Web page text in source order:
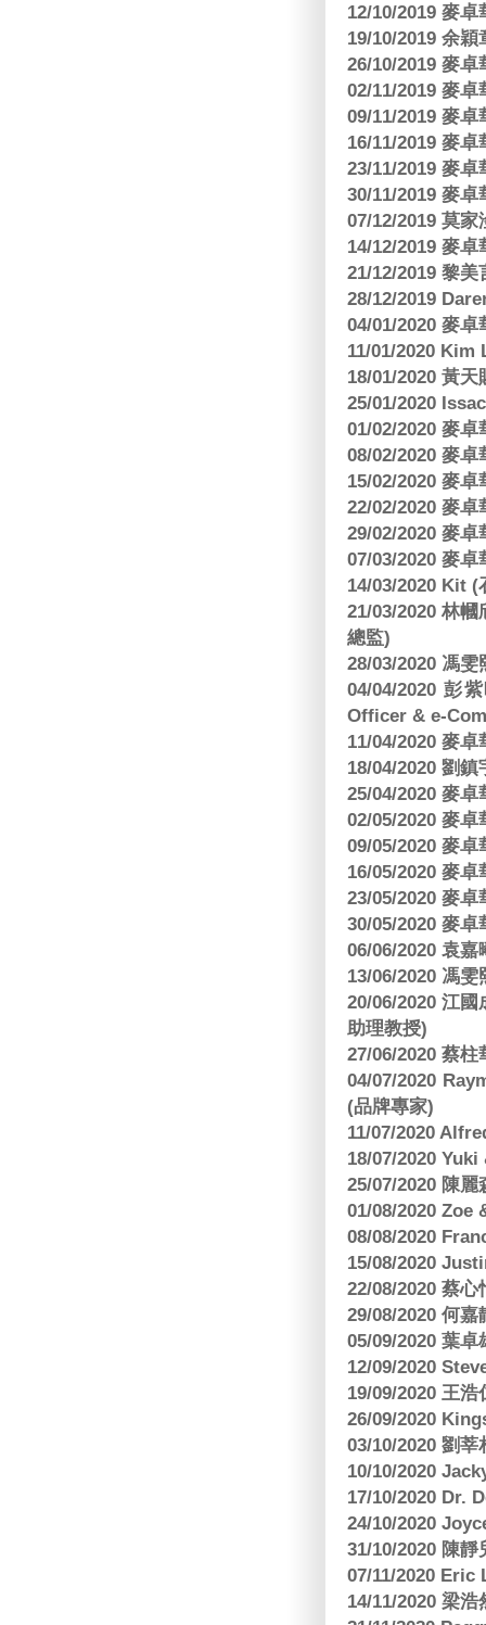
12/10/2019 麥
19/10/2019 余
26/10/2019 麥
02/11/2019 麥
09/11/2019 麥
16/11/2019 麥
23/11/2019 麥
30/11/2019 麥
07/12/2019 莫
14/12/2019 麥
21/12/2019 黎
28/12/2019
04/01/2020 麥
11/01/2020
18/01/2020 黃
25/01/2020
01/02/2020 麥
08/02/2020 麥
15/02/2020 麥
22/02/2020 麥
29/02/2020 麥
07/03/2020 麥
14/03/2020 Kit
21/03/2020 林
總監)
28/03/2020 馮
04/04/2020 彭
Officer & e-
11/04/2020 麥
18/04/2020 劉
25/04/2020 麥
02/05/2020 麥
09/05/2020 麥
16/05/2020 麥
23/05/2020 麥
30/05/2020 麥
06/06/2020 袁
13/06/2020 馮
20/06/2020 江
助理教授)
27/06/2020 蔡
04/07/2020
(品牌專家)
11/07/2020
18/07/2020
25/07/2020 陳
01/08/2020 Zoe
08/08/2020
15/08/2020
22/08/2020 蔡
29/08/2020 何
05/09/2020 葉
12/09/2020
19/09/2020 王
26/09/2020
03/10/2020 劉
10/10/2020
17/10/2020 Dr.
24/10/2020
31/10/2020 陳
07/11/2020 Eric
14/11/2020 梁